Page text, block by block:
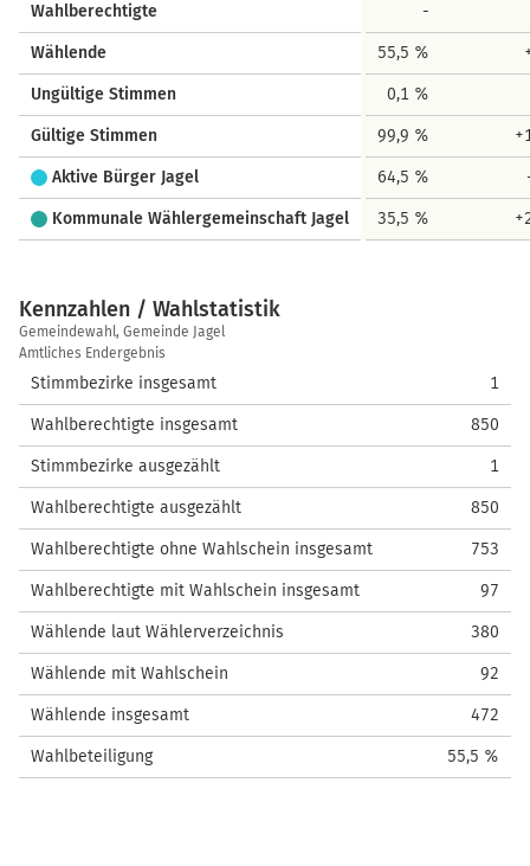
Wahlberechtigte -
Wählende 55,5 %
Ungültige Stimmen 0,1 %
Gültige Stimmen 99,9 %
Aktive Bürger Jagel 64,5 %
Kommunale Wählergemeinschaft Jagel 35,5 %
Kennzahlen / Wahlstatistik
Kennzahlen
/
Wahlstatistik
Gemeindewahl, Gemeinde Jagel
Amtliches Endergebnis
Stimmbezirke insgesamt 1
Wahlberechtigte insgesamt 850
Stimmbezirke ausgezählt 1
Wahlberechtigte ausgezählt 850
Wahlberechtigte ohne Wahlschein insgesamt 753
Wahlberechtigte mit Wahlschein insgesamt 97
Wählende laut Wählerverzeichnis 380
Wählende mit Wahlschein 92
Wählende insgesamt 472
Wahlbeteiligung 55,5 %